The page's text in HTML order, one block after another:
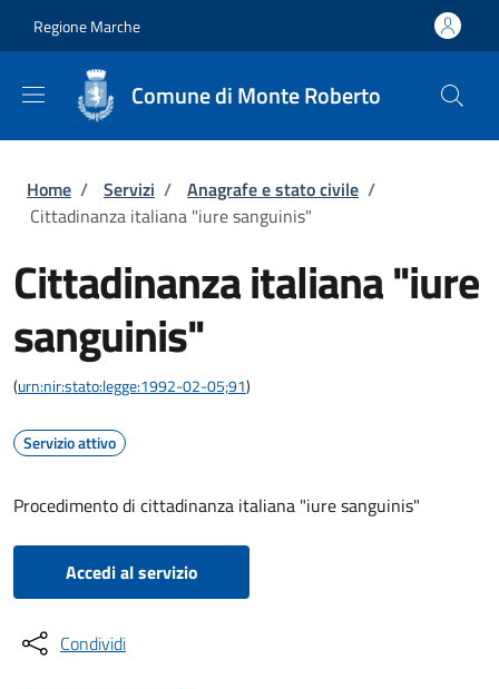
Regione Marche
Comune di Monte Roberto
Briciole di pane
Home / Servizi / Anagrafe e stato civile /
Cittadinanza italiana "iure sanguinis"
Cittadinanza italiana "iure
sanguinis"
(urn:nir:stato:legge:1992-02-05;91)
Servizio attivo
Procedimento di cittadinanza italiana "iure sanguinis"
Accedi al servizio
Condividi